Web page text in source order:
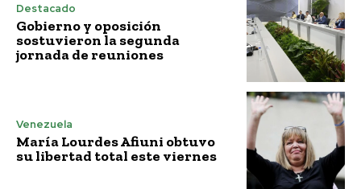
Destacado
Gobierno y oposición
sostuvieron la segunda
jornada de reuniones
Venezuela
María Lourdes Afiuni obtuvo
su libertad total este viernes